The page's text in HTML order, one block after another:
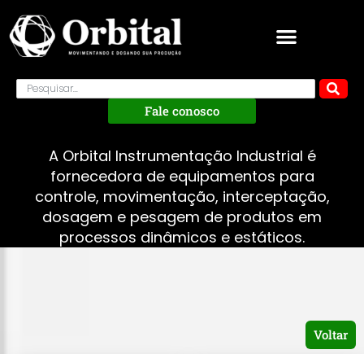
Fale conosco
A Orbital Instrumentação Industrial é
fornecedora de equipamentos para
controle, movimentação, interceptação,
dosagem e pesagem de produtos em
processos dinâmicos e estáticos.
Voltar